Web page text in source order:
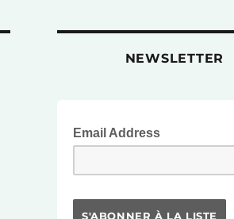
NEWSLETTER
Email Address